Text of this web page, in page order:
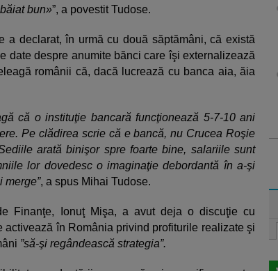
bun»”, a povestit Tudose.
a declarat, în urmă cu două săptămâni, că există
date despre anumite bănci care îşi externalizează
românii că, dacă lucrează cu banca aia, ăia
că o instituţie bancară funcţionează 5-7-10 ani
Pe clădirea scrie că e bancă, nu Crucea Roşie
arată binişor spre foarte bine, salariile sunt
lor dovedesc o imaginaţie debordantă în a-şi
merge”, a spus Mihai Tudose.
Finanţe, Ionuţ Mişa, a avut deja o discuţie cu
activează în România privind profiturile realizate şi
”să-şi regândească strategia”.